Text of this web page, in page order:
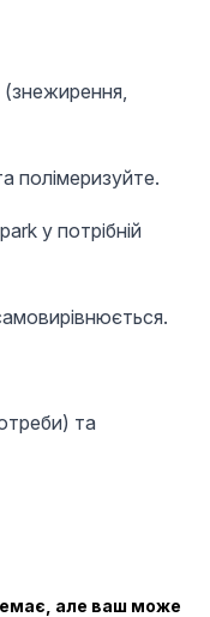
(знежирення,
полімеризуйте.
у потрібній
та
але ваш може